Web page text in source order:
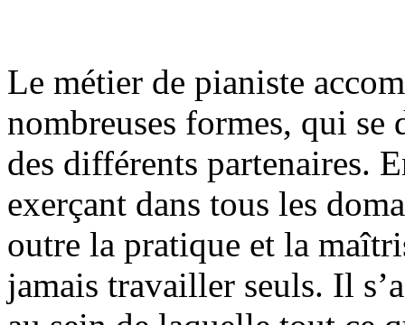
Le métier de pianiste
nombreuses formes, qui
des différents partenaires.
exerçant dans tous les
outre la pratique et la
jamais travailler seuls. Il